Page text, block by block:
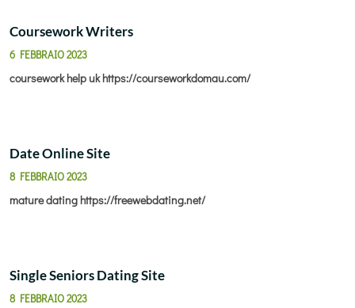
Coursework Writers
6 FEBBRAIO 2023
coursework help ukhttps://courseworkdomau.com/
Date Online Site
8 FEBBRAIO 2023
mature dating https://freewebdating.net/
Single Seniors Dating Site
8 FEBBRAIO 2023